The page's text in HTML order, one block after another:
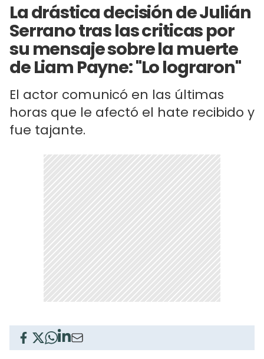
La drástica decisión de Julián
Serrano tras las criticas por
su mensaje sobre la muerte
de Liam Payne: "Lo lograron"
El actor comunicó en las últimas
horas que le afectó el hate recibido y
fue tajante.